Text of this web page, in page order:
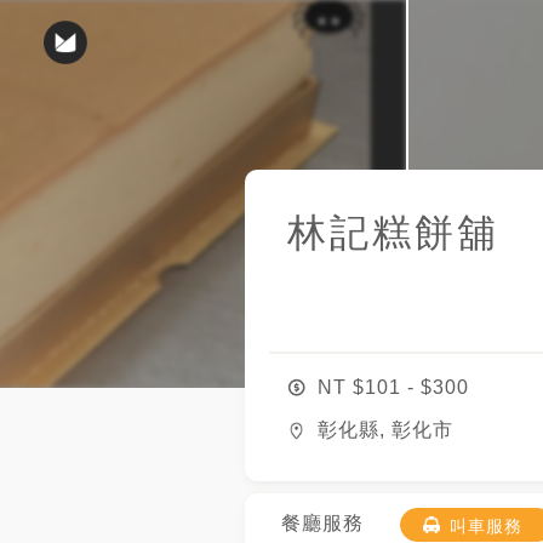
林記糕餅舖
NT $101 - $300
彰化縣, 彰化市
餐廳服務 叫車服務